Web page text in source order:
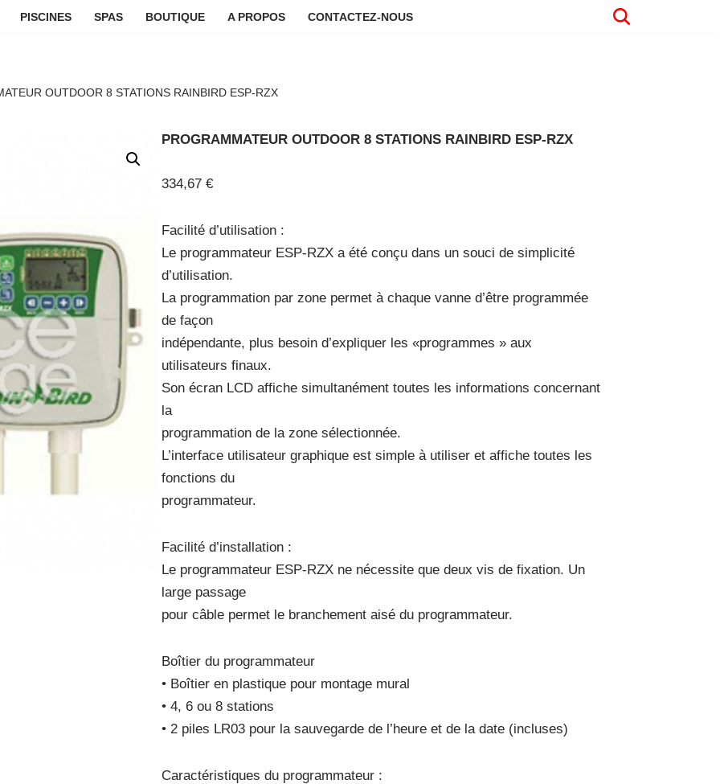
PISCINES SPAS BOUTIQUE A PROPOS CONTACTEZ-NOUS
OUTDOOR 8 STATIONS RAINBIRD ESP-RZX
PROGRAMMATEUR OUTDOOR 8 STATIONS RAINBIRD ESP-RZX
334,67€
Facilité d’utilisation :
Le programmateur ESP-RZX a été conçu dans un souci de simplicité
d’utilisation.
La programmation par zone permet à chaque vanne d’être programmée
de façon
indépendante, plus besoin d’expliquer les «programmes » aux
utilisateurs finaux.
Son écran LCD affiche simultanément toutes les informations concernant
la
programmation de la zone sélectionnée.
L’interface utilisateur graphique est simple à utiliser et affiche toutes les
fonctions du
programmateur.
Facilité d’installation :
Le programmateur ESP-RZX ne nécessite que deux vis de fixation. Un
large passage
pour câble permet le branchement aisé du programmateur.
Boîtier du programmateur
• Boîtier en plastique pour montage mural
• 4, 6 ou 8 stations
• 2 piles LR03 pour la sauvegarde de l’heure et de la date (incluses)
Caractéristiques du programmateur :